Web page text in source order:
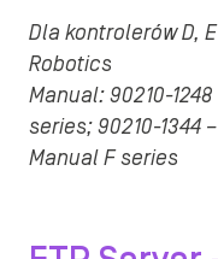
Dla kontrolerów D,
Robotics
Manual: 90210-
series; 90210-1344
Manual F series